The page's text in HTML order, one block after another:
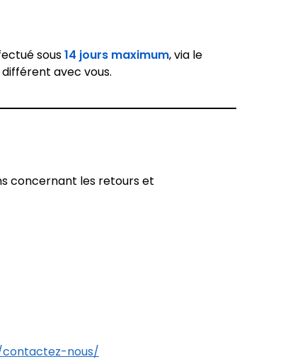
sous14 jours maximum, via le
avec vous.
concernant les retours et
nous/